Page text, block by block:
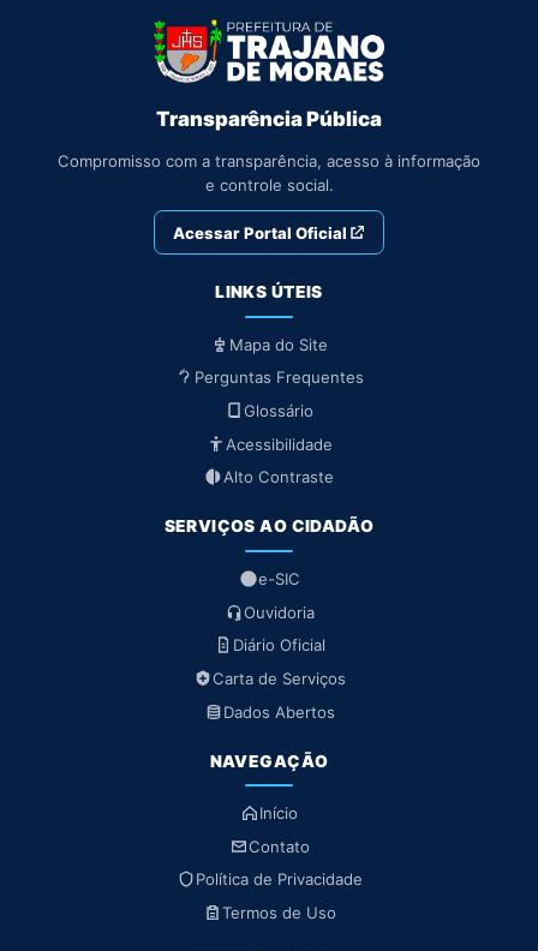
Transparência Pública
Compromisso com a transparência, acesso à informação
e controle social.
Acessar Portal Oficial
LINKS ÚTEIS
Mapa do Site
Perguntas Frequentes
Glossário
Acessibilidade
Alto Contraste
SERVIÇOS AO CIDADÃO
e-SIC
Ouvidoria
Diário Oficial
Carta de Serviços
Dados Abertos
NAVEGAÇÃO
Início
Contato
Política de Privacidade
Termos de Uso